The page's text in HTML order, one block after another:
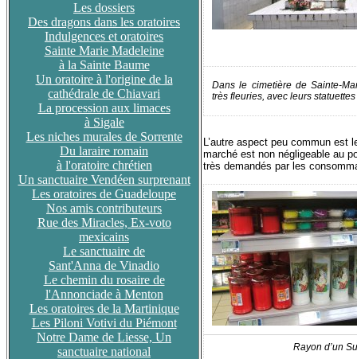
Les dossiers
Des dragons dans les oratoires
Indulgences et oratoires
Sainte Marie Madeleine
à la Sainte Baume
Un oratoire à l'origine de la
cathédrale de Chiavari
La procession aux limaces
à Sigale
Les niches murales de Sorrente
Du laraire romain
à l'oratoire chrétien
Un sanctuaire Vendéen surprenant
Les oratoires de Guadeloupe
Nos amis contributeurs
Rue des Miracles, Ex-voto
mexicains
Le sanctuaire de
Sant'Anna de Vinadio
Le chemin du rosaire de
l'Annonciade à Menton
Les oratoires de la Martinique
Les Piloni Votivi du Piémont
Notre Dame de Liesse, Un
sanctuaire national
Dans le cimetière de Sainte-
très fleuries, avec leurs
L’autre aspect peu commun
marché est non négligeable au
très demandés par les
Rayon d’un